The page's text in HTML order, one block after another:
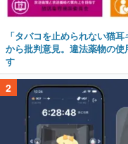
「タバコを止められない猫
から批判意見。違法薬物の
す
2